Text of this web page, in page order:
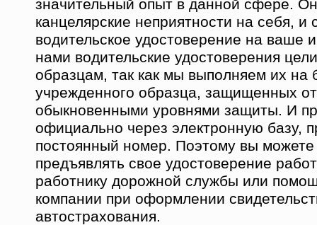
значительный опыт в данной сфере.
канцелярские неприятности на себя, и
водительское удостоверение на
нами водительские удостоверения
образцам, так как мы выполняем их на
учрежденного образца, защищенных
обыкновенными уровнями защиты. И
официально через электронную базу,
постоянный номер. Поэтому вы можете
предъявлять свое удостоверение
работнику дорожной службы или
компании при оформлении
автострахования.